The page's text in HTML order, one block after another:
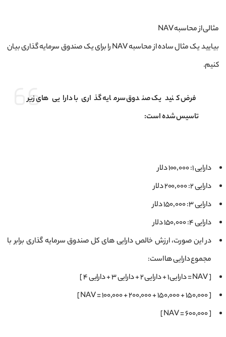
مثالی از محاسبه NAV
بیایید یک مثال ساده از محاسبه NAV را برای یک صندوق سرمایه‌ گذاری بیان
کنیم.
فرض کنید یک صندوق سرمایه ‌گذاری با دارایی‌ های زیر
تاسیس شده است:
دارایی ۱: ۱۰۰٬۰۰۰ دلار
دارایی ۲: ۲۰۰٬۰۰۰ دلار
دارایی ۳: ۱۵۰٬۰۰۰ دلار
دارایی ۴: ۱۵۰٬۰۰۰ دلار
در این صورت، ارزش خالص دارایی ‌های کل صندوق سرمایه ‌گذاری برابر با
مجموع دارایی ‌ها است:
[ NAV = دارایی ۱ + دارایی ۲ + دارایی ۳ + دارایی ۴ ]
[ NAV = ۱۰۰٬۰۰۰ + ۲۰۰٬۰۰۰ + ۱۵۰٬۰۰۰ + ۱۵۰٬۰۰۰ ]
[ NAV = ۶۰۰٬۰۰۰ ]